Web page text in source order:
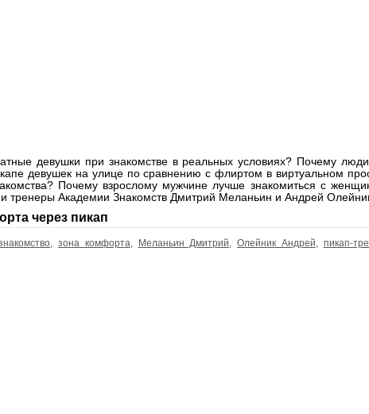
девушки при знакомстве в реальных условиях? Почему
девушек на улице по сравнению с флиртом в виртуальном
Почему взрослому мужчине лучше знакомиться с
тренеры Академии Знакомств Дмитрий Меланьин и Андрей
через пикап
, зона комфорта, Меланьин Дмитрий, Олейник Андрей, пикап-